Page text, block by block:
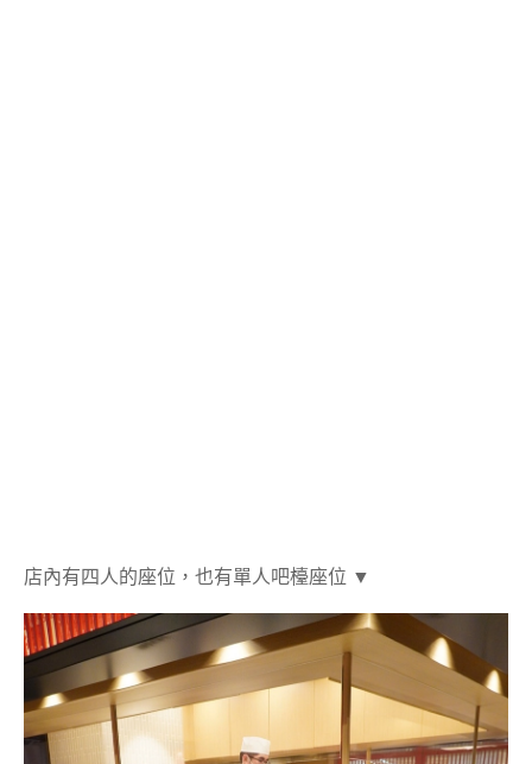
店內有四人的座位，也有單人吧檯座位 ▼